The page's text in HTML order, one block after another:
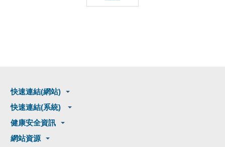
快速連結(網站)
快速連結(系統)
健康安全資訊
網站資源